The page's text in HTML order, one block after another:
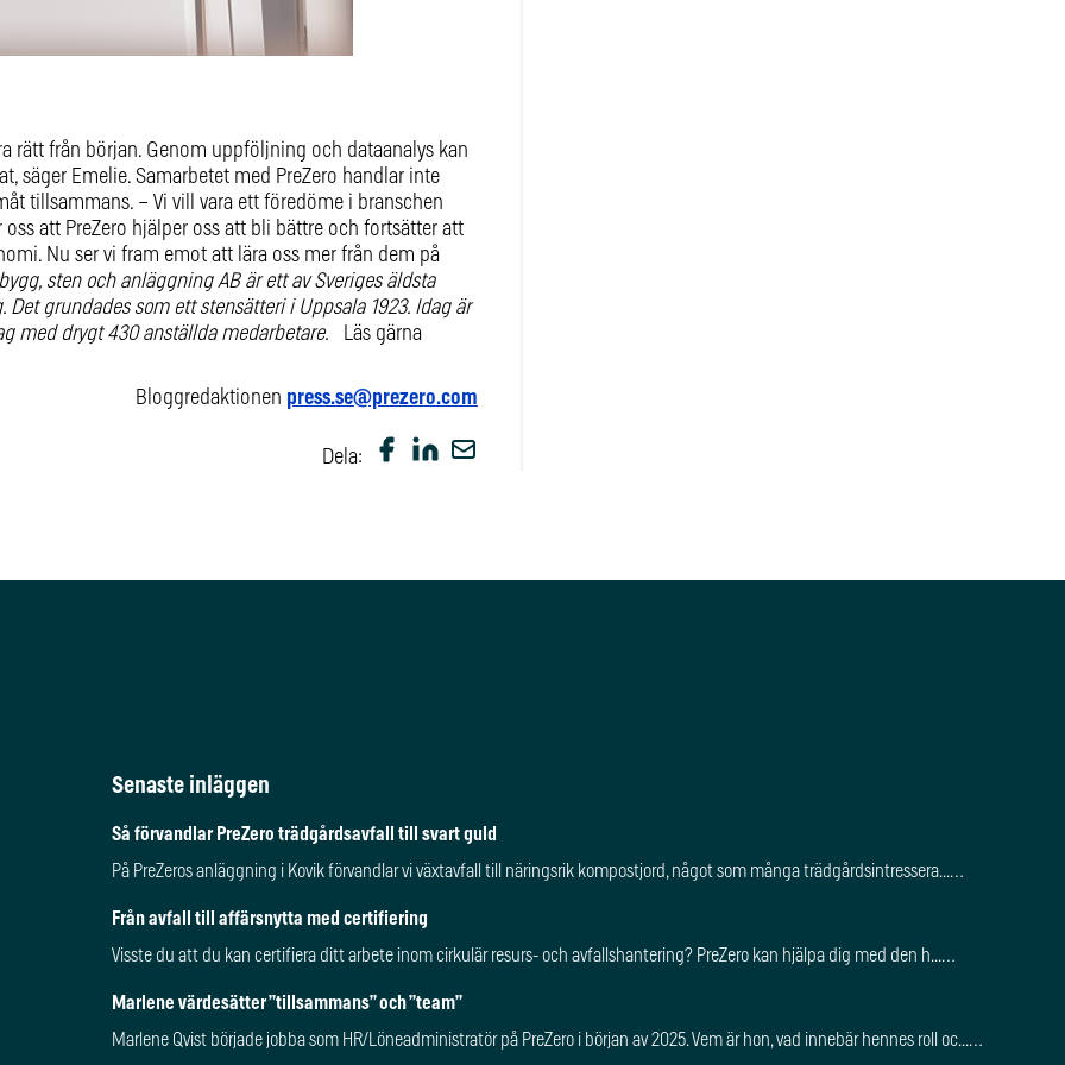
rätt från början. Genom uppföljning och dataanalys kan
säger Emelie. Samarbetet med PreZero handlar inte
tillsammans. – Vi vill vara ett föredöme i branschen
att PreZero hjälper oss att bli bättre och fortsätter att
Nu ser vi fram emot att lära oss mer från dem på
sten och anläggning AB är ett av Sveriges äldsta
grundades som ett stensätteri i Uppsala 1923. Idag är
med drygt 430 anställda medarbetare.
Läs gärna
Bloggredaktionen press.se@prezero.com
Dela:
Senaste inläggen
Så förvandlar PreZero trädgårdsavfall till svart guld
På PreZeros anläggning i Kovik förvandlar vi växtavfall till näringsrik kompostjord, något som många trädgårdsintressera...…
Från avfall till affärsnytta med certifiering
Visste du att du kan certifiera ditt arbete inom cirkulär resurs- och avfallshantering? PreZero kan hjälpa dig med den h...…
Marlene värdesätter ”tillsammans” och ”team”
Marlene Qvist började jobba som HR/Löneadministratör på PreZero i början av 2025. Vem är hon, vad innebär hennes roll oc...…